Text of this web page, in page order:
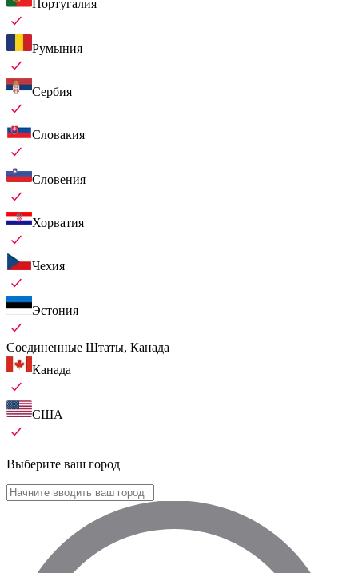
Португалия
Румыния
Сербия
Словакия
Словения
Хорватия
Чехия
Эстония
Соединенные Штаты, Канада
Канада
США
Выберите ваш город